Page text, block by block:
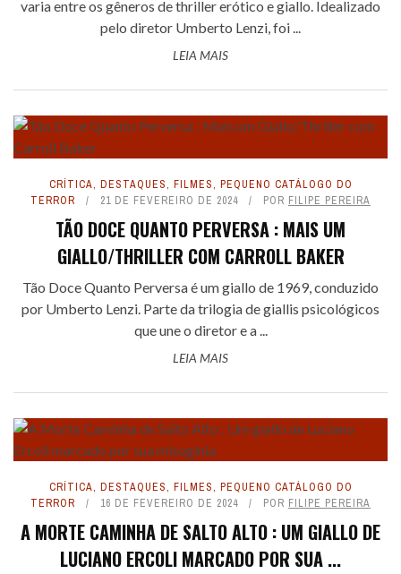
varia entre os gêneros de thriller erótico e giallo. Idealizado
pelo diretor Umberto Lenzi, foi ...
LEIA MAIS
CRÍTICA, DESTAQUES, FILMES, PEQUENO CATÁLOGO DO
TERROR
21 DE FEVEREIRO DE 2024 POR FILIPE PEREIRA
TÃO DOCE QUANTO PERVERSA : MAIS UM
GIALLO/THRILLER COM CARROLL BAKER
Tão Doce Quanto Perversa é um giallo de 1969, conduzido
por Umberto Lenzi. Parte da trilogia de giallis psicológicos
que une o diretor e a ...
LEIA MAIS
CRÍTICA, DESTAQUES, FILMES, PEQUENO CATÁLOGO DO
TERROR
16 DE FEVEREIRO DE 2024 POR FILIPE PEREIRA
A MORTE CAMINHA DE SALTO ALTO : UM GIALLO DE
LUCIANO ERCOLI MARCADO POR SUA ...